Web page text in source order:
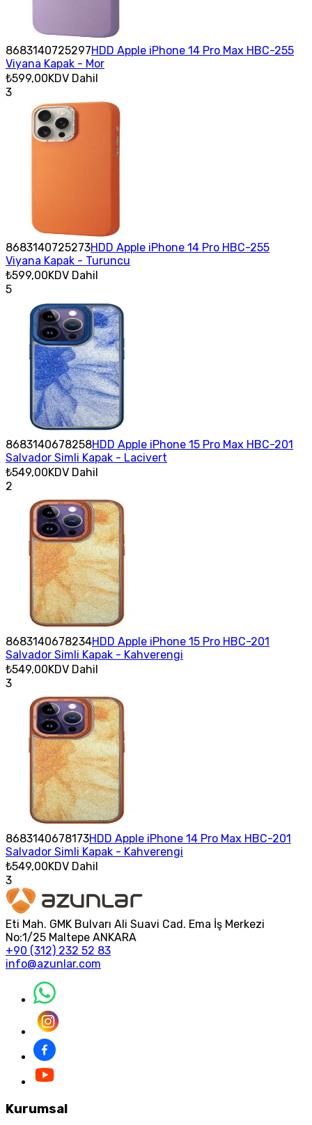
8683140725297HDD Apple iPhone 14 Pro Max HBC-255
Viyana Kapak - Mor
₺599,00KDV Dahil
3
8683140725273HDD Apple iPhone 14 Pro HBC-255
Viyana Kapak - Turuncu
₺599,00KDV Dahil
5
8683140678258HDD Apple iPhone 15 Pro Max HBC-201
Salvador Simli Kapak - Lacivert
₺549,00KDV Dahil
2
8683140678234HDD Apple iPhone 15 Pro HBC-201
Salvador Simli Kapak - Kahverengi
₺549,00KDV Dahil
3
8683140678173HDD Apple iPhone 14 Pro Max HBC-201
Salvador Simli Kapak - Kahverengi
₺549,00KDV Dahil
3
Eti Mah. GMK Bulvarı Ali Suavi Cad. Ema İş Merkezi
No:1/25 Maltepe ANKARA
+90 (312) 232 52 83
info@azunlar.com
Kurumsal